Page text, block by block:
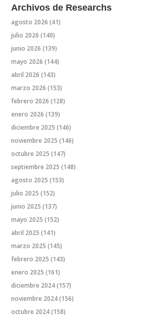
Archivos de Researchs
agosto 2026 (41)
julio 2026 (140)
junio 2026 (139)
mayo 2026 (144)
abril 2026 (143)
marzo 2026 (153)
febrero 2026 (128)
enero 2026 (139)
diciembre 2025 (146)
noviembre 2025 (146)
octubre 2025 (147)
septiembre 2025 (148)
agosto 2025 (153)
julio 2025 (152)
junio 2025 (137)
mayo 2025 (152)
abril 2025 (141)
marzo 2025 (145)
febrero 2025 (143)
enero 2025 (161)
diciembre 2024(157)
noviembre 2024(156)
octubre 2024(158)